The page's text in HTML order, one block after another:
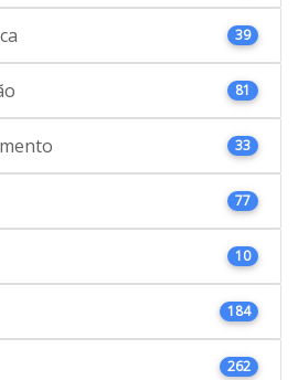
39
81
33
77
10
184
262